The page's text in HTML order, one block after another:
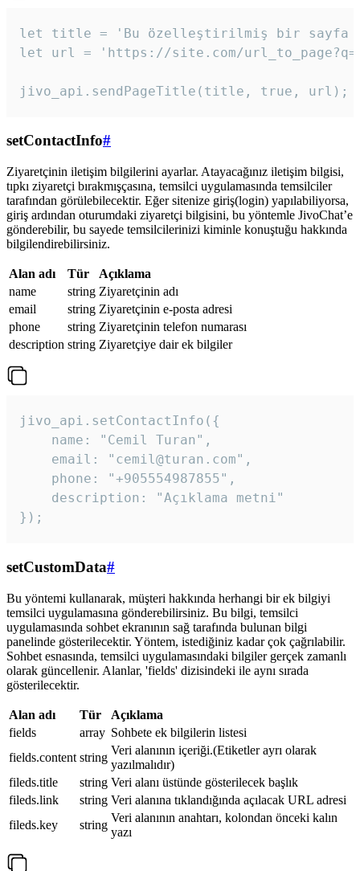
let title = 'Bu özelleştirilmiş bir sayfa
let url = 'https://site.com/
jivo_api.sendPageTitle(title, true, url);
setContactInfo#
Ziyaretçinin iletişim bilgilerini ayarlar. Atayacağınız iletişim bilgisi,
tıpkı ziyaretçi bırakmışçasına, temsilci uygulamasında temsilciler
tarafından görülebilecektir. Eğer sitenize giriş(login) yapılabiliyorsa,
giriş ardından oturumdaki ziyaretçi bilgisini, bu yöntemle JivoChat’e
gönderebilir, bu sayede temsilcilerinizi kiminle konuştuğu hakkında
bilgilendirebilirsiniz.
Alan adı Tür
Açıklama
name
string Ziyaretçinin adı
email
string Ziyaretçinin e-posta adresi
phone
string Ziyaretçinin telefon numarası
description string Ziyaretçiye dair ek bilgiler
jivo_api.setContactInfo({
    name: "Cemil Turan",
    email: "cemil@turan.com",
    phone: "+905554987855",
    description: "Açıklama metni"
});
setCustomData#
Bu yöntemi kullanarak, müşteri hakkında herhangi bir ek bilgiyi
temsilci uygulamasına gönderebilirsiniz. Bu bilgi, temsilci
uygulamasında sohbet ekranının sağ tarafında bulunan bilgi
panelinde gösterilecektir. Yöntem, istediğiniz kadar çok çağrılabilir.
Sohbet esnasında, temsilci uygulamasındaki bilgiler gerçek zamanlı
olarak güncellenir. Alanlar, 'fields' dizisindeki ile aynı sırada
gösterilecektir.
Alan adı Tür
Açıklama
fields
array Sohbete ek bilgilerin listesi
fields.content string
Veri alanının içeriği.(Etiketler ayrı olarak
yazılmalıdır)
fileds.title
string Veri alanı üstünde gösterilecek başlık
fileds.link
string Veri alanına tıklandığında açılacak URL adresi
fileds.key
string
Veri alanının anahtarı, kolondan önceki kalın
yazı